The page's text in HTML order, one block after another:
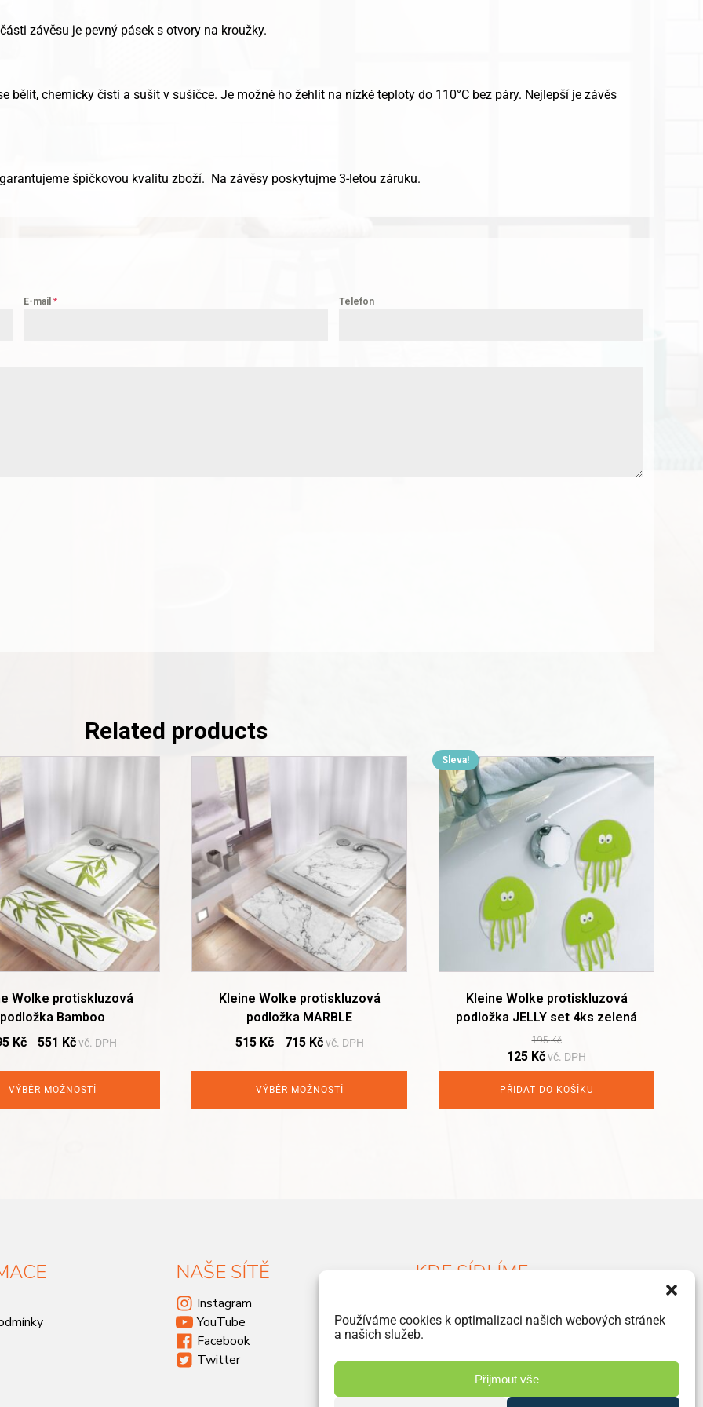
Používáme cookies k optimalizaci našich webových stránek
a našich služeb.
Přijmout vše
závěsu je pevný pásek s otvory na kroužky.
bělit, chemicky čisti a sušit v sušičce. Je možné ho žehlit na nízké teploty do 110°C bez páry. Nejlepší je závěs
špičkovou kvalitu zboží. Na závěsy poskytujme 3-letou záruku.
E-mail* Telefon
Related products
Wolke protiskluzová
podložka Bamboo
Kč– 551 Kč vč. DPH
VÝBĚR MOŽNOSTÍ
Kleine Wolke protiskluzová
podložka MARBLE
515 Kč– 715 Kč vč. DPH
VÝBĚR MOŽNOSTÍ
has
multiple
variants.
The
options
may
be
chosen
on
the
product
Sleva!
Kleine Wolke protiskluzová
podložka JELLY set 4ks zelená
195Kč
Original
was:
195 Kč.
125 KčCurrent
125 Kč.
vč. DPH
PŘIDAT DO KOŠÍKU
NAŠE SÍTĚ
Instagram
YouTube
Facebook
Twitter
KDE SÍDLÍME
+420 466 951 103